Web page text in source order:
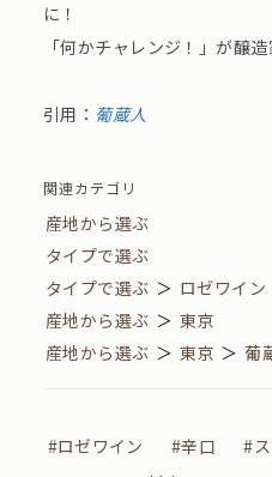
に！
「何かチャレンジ！」が醸
引用： 葡蔵人
関連カテゴリ
産地から選ぶ
タイプで選ぶ
タイプで選ぶ ＞ ロゼワイン
産地から選ぶ ＞ 東京
産地から選ぶ ＞ 東京 ＞ 葡
#ロゼワイン #辛口 #